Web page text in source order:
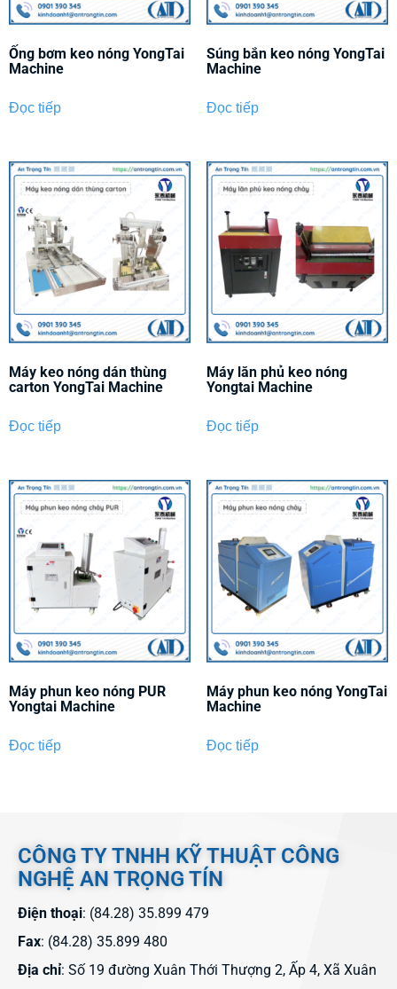
Ống bơm keo nóng YongTai
Machine
Đọc tiếp
Súng bắn keo nóng YongTai
Machine
Đọc tiếp
Máy keo nóng dán thùng
carton YongTai Machine
Đọc tiếp
Máy lăn phủ keo nóng
Yongtai Machine
Đọc tiếp
Máy phun keo nóng PUR
Yongtai Machine
Đọc tiếp
Máy phun keo nóng YongTai
Machine
Đọc tiếp
CÔNG TY TNHH KỸ THUẬT CÔNG
NGHỆ AN TRỌNG TÍN
Điện thoại: (84.28) 35.899 479
Fax: (84.28) 35.899 480
Địa chỉ: Số 19 đường Xuân Thới Thượng 2, Ấp 4, Xã Xuân